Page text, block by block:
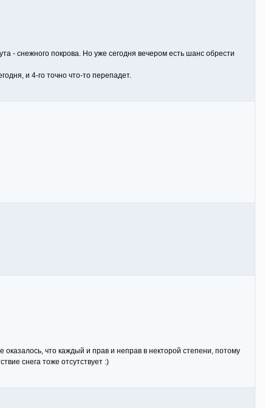
- снежного покрова. Но уже сегодня вечером есть шанс обрести
и 4-го точно что-то перепадет.
оказалось, что каждый и прав и неправ в некторой степени, потому
снега тоже отсутствует :)